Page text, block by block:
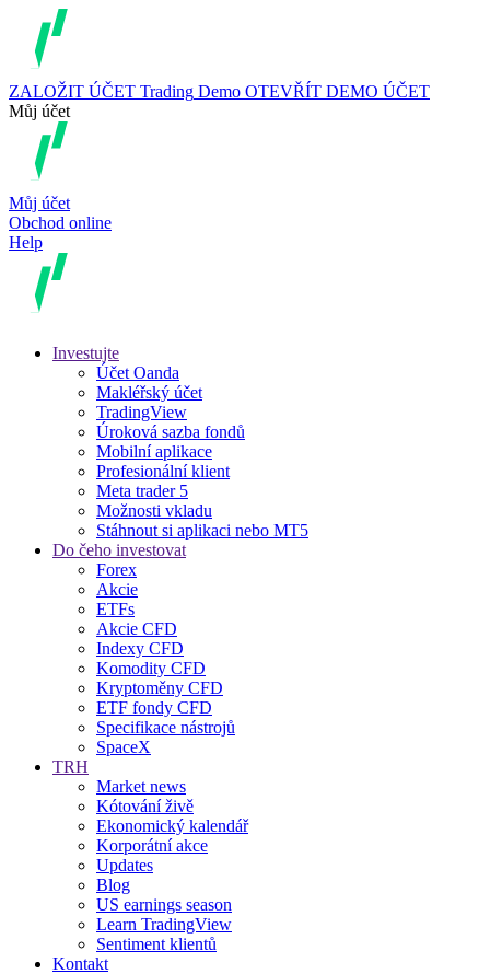
ZALOŽIT ÚČET Trading Demo OTEVŘÍT DEMO ÚČET
Můj účet
Můj účet
Obchod online
Help
Investujte
Účet Oanda
Makléřský účet
TradingView
Úroková sazba fondů
Mobilní aplikace
Profesionální klient
Meta trader 5
Možnosti vkladu
Stáhnout si aplikaci nebo MT5
Do čeho investovat
Forex
Akcie
ETFs
Akcie CFD
Indexy CFD
Komodity CFD
Kryptoměny CFD
ETF fondy CFD
Specifikace nástrojů
SpaceX
TRH
Market news
Kótování živě
Ekonomický kalendář
Korporátní akce
Updates
Blog
US earnings season
Learn TradingView
Sentiment klientů
Kontakt